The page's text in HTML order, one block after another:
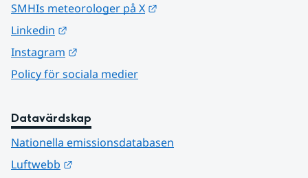
SMHIs meteorologer på X
Linkedin
Instagram
Policy för sociala medier
Datavärdskap
Nationella emissionsdatabasen
Luftwebb